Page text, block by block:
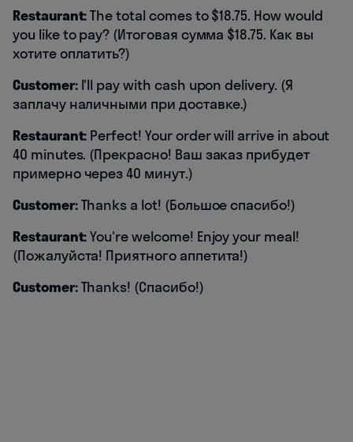
Restaurant:The total comes to $18.75. How would
you like to pay? (Итоговая сумма $18.75. Как вы
хотите оплатить?)
Customer:I'll pay with cash upon delivery. (Я
заплачу наличными при доставке.)
Restaurant: Perfect! Your order will arrive in about
40 minutes. (Прекрасно! Ваш заказ прибудет
примерно через 40 минут.)
Customer:Thanks a lot! (Большое спасибо!)
Restaurant:You're welcome! Enjoy your meal!
(Пожалуйста! Приятного аппетита!)
Customer:Thanks! (Спасибо!)